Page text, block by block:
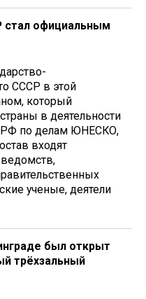
стал официальным
СССР в этой
который
в деятельности
РФ по делам ЮНЕСКО,
входят
ученые, деятели
был открыт
трёхзальный